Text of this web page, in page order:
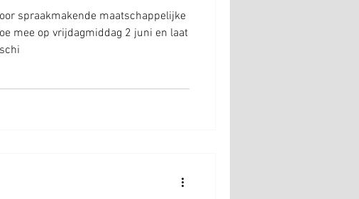
spraakmakende maatschappelijke
mee op vrijdagmiddag 2 juni en laat